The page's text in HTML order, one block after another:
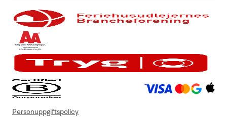
Personuppgiftspolicy